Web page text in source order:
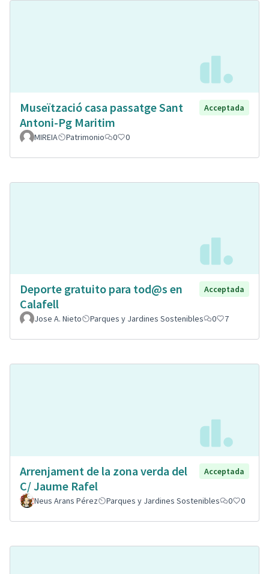
Museïtzació casa passatge Sant
Antoni-Pg Maritim
Acceptada
MIREIA Patrimonio 0 0
Deporte gratuito para tod@s en
Calafell
Acceptada
Jose A. Nieto Parques y Jardines Sostenibles 0 7
Arrenjament de la zona verda del
C/ Jaume Rafel
Acceptada
Neus Arans Pérez Parques y Jardines Sostenibles 0 0